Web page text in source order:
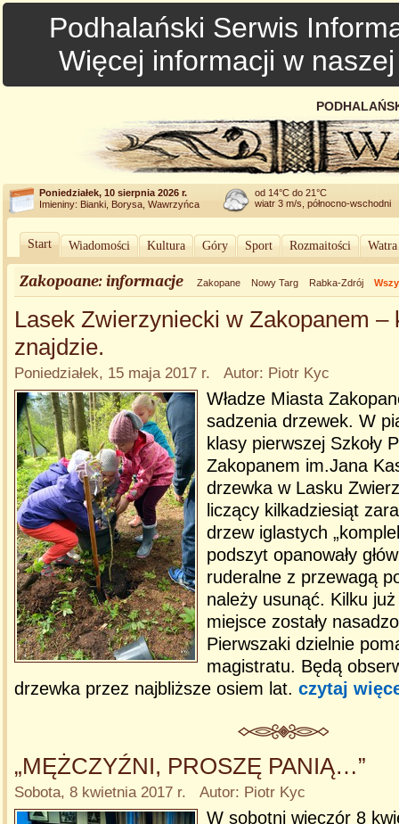
Podhalański Serwis
Więcej informacji w
Poniedziałek, 10 sierpnia 2026 r.
Imieniny: Bianki, Borysa, Wawrzyńca
od 14°C do 21°C
wiatr 3 m/s, północno-wschodni
Start Wiadomości Kultura Góry Sport Rozmaitości
Zakopoane: informacje Zakopane Nowy Targ Rabka-Zdrój
Lasek Zwierzyniecki w Zakopanem –
znajdzie.
Poniedziałek, 15 maja 2017 r. Autor: Piotr Kyc
Władze Miasta
sadzenia drzewek. W
klasy pierwszej Szkoły
Zakopanem im.Jana
drzewka w Lasku
liczący kilkadziesiąt
drzew iglastych
podszyt opanowały
ruderalne z przewagą
należy usunąć. Kilku
miejsce zostały
Pierwszaki dzielnie
magistratu. Będą
drzewka przez najbliższe osiem lat. czytaj
„MĘŻCZYŹNI, PROSZĘ PANIĄ…”
Sobota, 8 kwietnia 2017 r. Autor: Piotr Kyc
W sobotni wieczór 8